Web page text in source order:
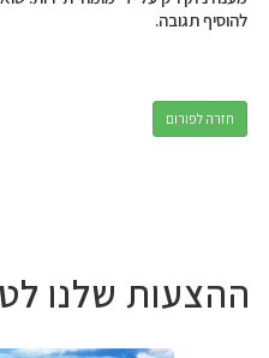
להוסיף תגובה.
חזרה לפורום
ההצעות שלנו